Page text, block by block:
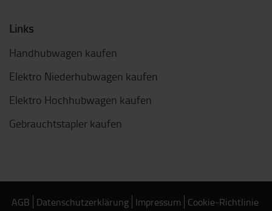
Links
Handhubwagen kaufen
Elektro Niederhubwagen kaufen
Elektro Hochhubwagen kaufen
Gebrauchtstapler kaufen
AGB Datenschutzerklärung Impressum Cookie-Richtlinie